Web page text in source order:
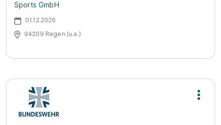
Sports GmbH
01.12.2026
94209 Regen (u.a.)